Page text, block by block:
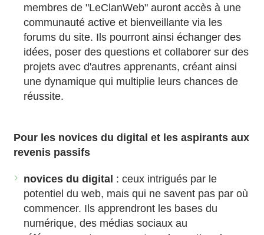
membres de "LeClanWeb" auront accès à une
communauté active et bienveillante via les
forums du site. Ils pourront ainsi échanger des
idées, poser des questions et collaborer sur des
projets avec d'autres apprenants, créant ainsi
une dynamique qui multiplie leurs chances de
réussite.
Pour les novices du digital et les aspirants aux
revenis passifs
novices du digital : ceux intrigués par le
potentiel du web, mais qui ne savent pas par où
commencer. Ils apprendront les bases du
numérique, des médias sociaux au